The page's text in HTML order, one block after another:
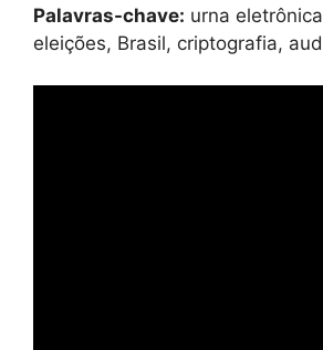
Palavras-chave: urna
eleições, Brasil, criptografia,